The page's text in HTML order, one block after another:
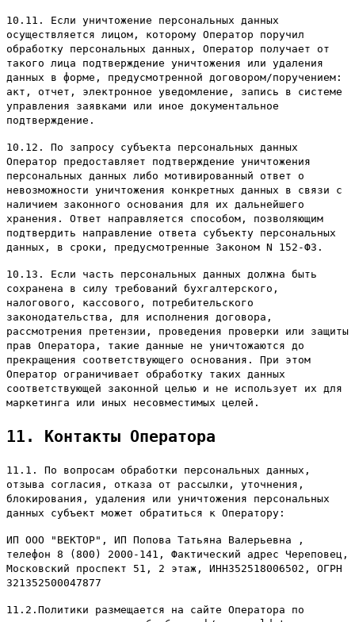
10.11. Если уничтожение персональных данных
осуществляется лицом, которому Оператор поручил
обработку персональных данных, Оператор получает от
такого лица подтверждение уничтожения или удаления
данных в форме, предусмотренной договором/поручением:
акт, отчет, электронное уведомление, запись в системе
управления заявками или иное документальное
подтверждение.
10.12. По запросу субъекта персональных данных
Оператор предоставляет подтверждение уничтожения
персональных данных либо мотивированный ответ о
невозможности уничтожения конкретных данных в связи с
наличием законного основания для их дальнейшего
хранения. Ответ направляется способом, позволяющим
подтвердить направление ответа субъекту персональных
данных, в сроки, предусмотренные Законом N 152-ФЗ.
10.13. Если часть персональных данных должна быть
сохранена в силу требований бухгалтерского,
налогового, кассового, потребительского
законодательства, для исполнения договора,
рассмотрения претензии, проведения проверки или защиты
прав Оператора, такие данные не уничтожаются до
прекращения соответствующего основания. При этом
Оператор ограничивает обработку таких данных
соответствующей законной целью и не использует их для
маркетинга или иных несовместимых целей.
11. Контакты Оператора
11.1. По вопросам обработки персональных данных,
отзыва согласия, отказа от рассылки, уточнения,
блокирования, удаления или уничтожения персональных
данных субъект может обратиться к Оператору:
ИП ООО "ВЕКТОР", ИП Попова Татьяна Валерьевна ,
телефон 8 (800) 2000-141, Фактический адрес Череповец,
Московский проспект 51, 2 этаж, ИНН352518006502, ОГРН
321352500047877
11.2.Политики размещается на сайте Оператора по